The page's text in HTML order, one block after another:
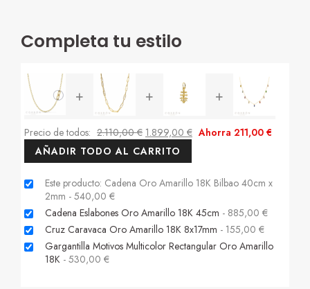
Completa tu estilo
+ + +
Precio de todos: 2.110,00€ 1.899,00 € Ahorra 211,00 €
AÑADIR TODO AL CARRITO
Este producto: Cadena Oro Amarillo 18K Bilbao 40cm x
2mm - 540,00 €
Cadena Eslabones Oro Amarillo 18K 45cm - 885,00 €
Cruz Caravaca Oro Amarillo 18K 8x17mm - 155,00 €
Gargantilla Motivos Multicolor Rectangular Oro Amarillo
18K - 530,00 €